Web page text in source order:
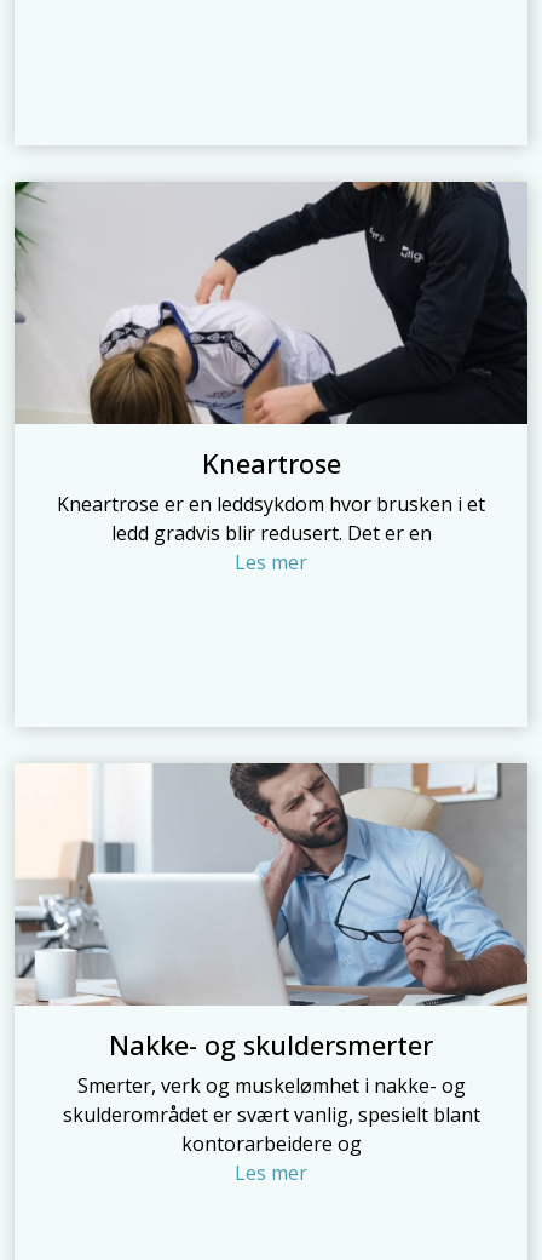
Kneartrose
Kneartrose er en leddsykdom hvor brusken i et
ledd gradvis blir redusert. Det er en
Les mer
Nakke- og skuldersmerter
Smerter, verk og muskelømhet i nakke- og
skulderområdet er svært vanlig, spesielt blant
kontorarbeidere og
Les mer